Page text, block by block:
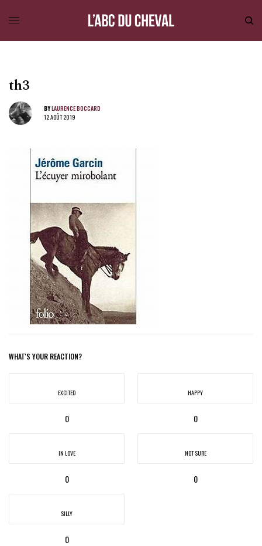
th3
BYLAURENCE BOCCARD
12 AOÛT 2019
WHAT'S YOUR REACTION?
EXCITED
0
HAPPY
0
IN LOVE
0
NOT SURE
0
SILLY
0